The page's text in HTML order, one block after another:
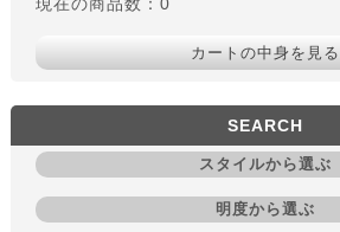
カートの中身を見る
SEARCH
スタイルから選ぶ
明度から選ぶ